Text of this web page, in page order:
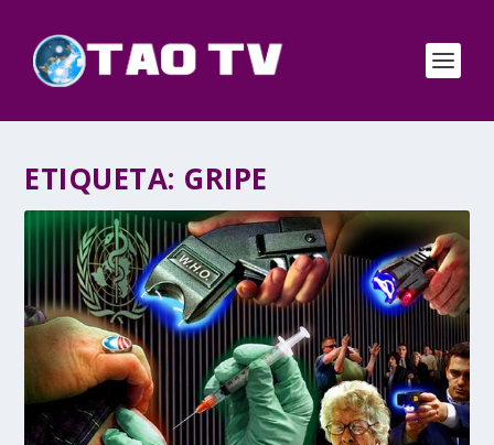
ETIQUETA: GRIPE